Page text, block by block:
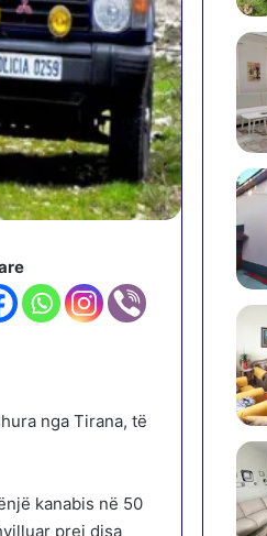
nga Tirana, të
kanabis në 50
prej disa